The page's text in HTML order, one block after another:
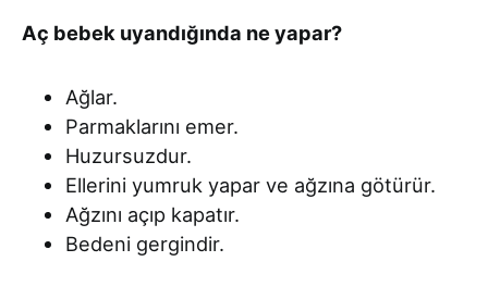
Aç bebek uyandığında ne yapar?
Ağlar.
Parmaklarını emer.
Huzursuzdur.
Ellerini yumruk yapar ve ağzına götürür.
Ağzını açıp kapatır.
Bedeni gergindir.